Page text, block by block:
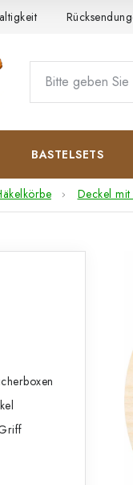
BASTELSETS
Deckel